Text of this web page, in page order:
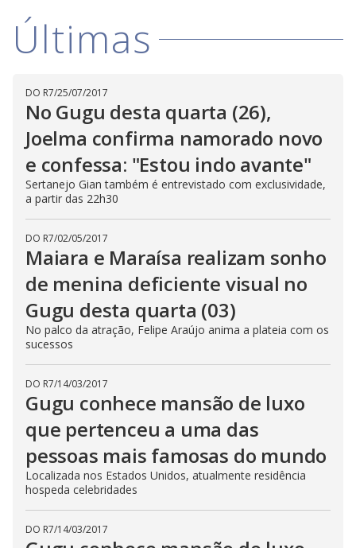
i
e
o
Últimas
DO R7/25/07/2017
No Gugu desta quarta (26),
Joelma confirma namorado novo
e confessa: "Estou indo avante"
Sertanejo Gian também é entrevistado com exclusividade,
a partir das 22h30
DO R7/02/05/2017
Maiara e Maraísa realizam sonho
de menina deficiente visual no
Gugu desta quarta (03)
No palco da atração, Felipe Araújo anima a plateia com os
sucessos
DO R7/14/03/2017
Gugu conhece mansão de luxo
que pertenceu a uma das
pessoas mais famosas do mundo
Localizada nos Estados Unidos, atualmente residência
hospeda celebridades
DO R7/14/03/2017